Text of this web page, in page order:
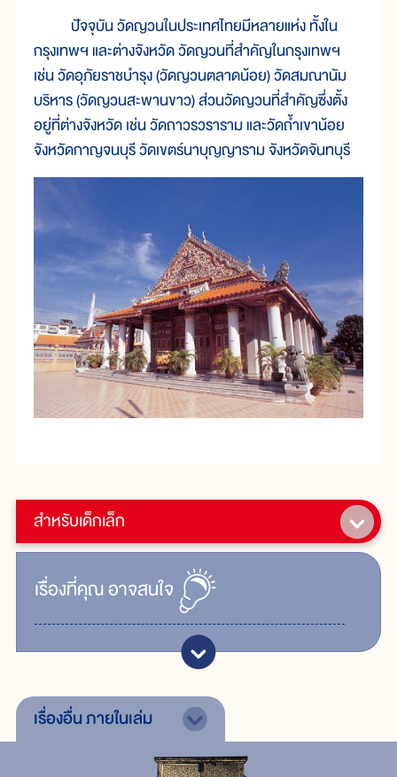
สำหรับเด็กเล็ก
เรื่ิองที่คุณอาจสนใจ
ปัจจุบัน วัดญวนในประเทศไทยมีหลายแห่ง ทั้งใน
กรุงเทพฯ และต่างจังหวัด วัดญวนที่สำคัญในกรุงเทพฯ
เช่น วัดอุภัยราชบำรุง (วัดญวนตลาดน้อย) วัดสมณานัม
บริหาร (วัดญวนสะพานขาว) ส่วนวัดญวนที่สำคัญซึ่งตั้ง
อยู่ที่ต่างจังหวัด เช่น วัดถาวรวราราม และวัดถ้ำเขาน้อย
จังหวัดกาญจนบุรี วัดเขตร์นาบุญญาราม จังหวัดจันทบุรี
เรื่องอื่นภายในเล่ม